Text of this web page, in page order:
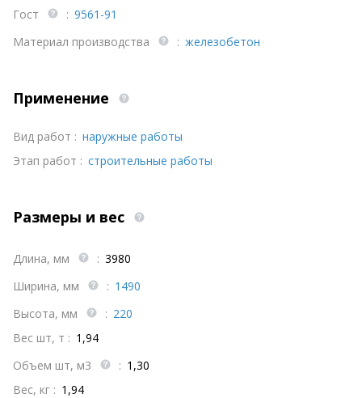
Гост
: 9561-91
Материал производства
: железобетон
Применение
Вид работ : наружные работы
Этап работ : строительные работы
Размеры и вес
Длина, мм : 3980
Ширина, мм
: 1490
Высота, мм
: 220
Вес шт, т : 1,94
Объем шт, м3
: 1,30
Вес, кг : 1,94